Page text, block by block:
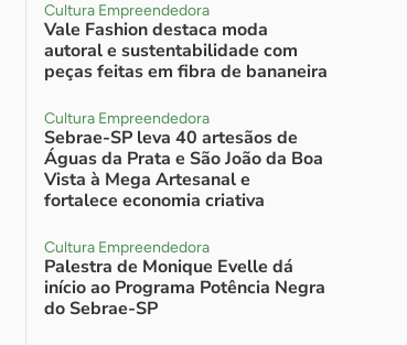
Cultura Empreendedora
Vale Fashion destaca moda
autoral e sustentabilidade com
peças feitas em fibra de bananeira
Cultura Empreendedora
Sebrae-SP leva 40 artesãos de
Águas da Prata e São João da Boa
Vista à Mega Artesanal e
fortalece economia criativa
Cultura Empreendedora
Palestra de Monique Evelle dá
início ao Programa Potência Negra
do Sebrae-SP